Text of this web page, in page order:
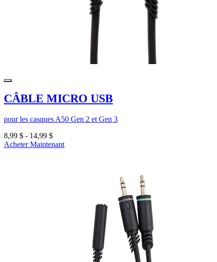
CÂBLE MICRO USB
pour les casques A50 Gen 2 et Gen 3
8,99 $ - 14,99 $
Acheter Maintenant